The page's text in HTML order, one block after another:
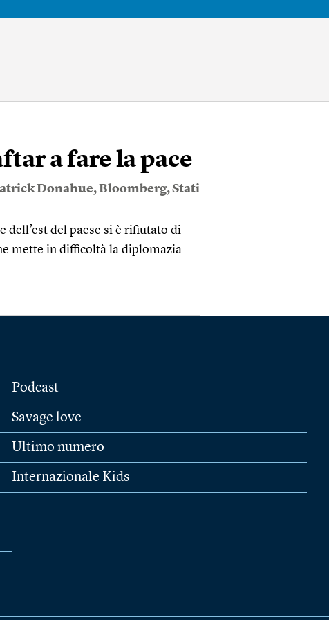
a fare la pace
Donahue,Bloomberg,Stati
dell’est del paese si è rifiutato di
mette in difficoltà la diplomazia
Podcast
Savage love
Ultimo numero
Internazionale Kids